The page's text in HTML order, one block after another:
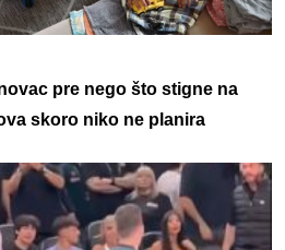
pre nego što stigne na
skoro niko ne planira